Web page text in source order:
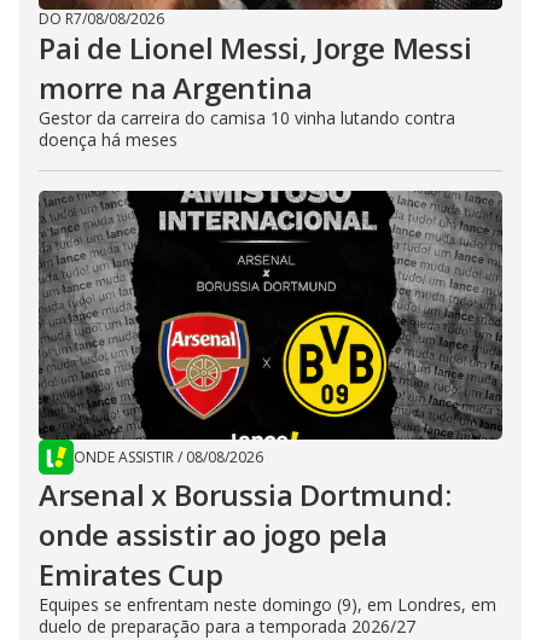
DO R7/08/08/2026
Pai de Lionel Messi, Jorge Messi
morre na Argentina
Gestor da carreira do camisa 10 vinha lutando contra
doença há meses
ONDE ASSISTIR/ 08/08/2026
Arsenal x Borussia Dortmund:
onde assistir ao jogo pela
Emirates Cup
Equipes se enfrentam neste domingo (9), em Londres, em
duelo de preparação para a temporada 2026/27